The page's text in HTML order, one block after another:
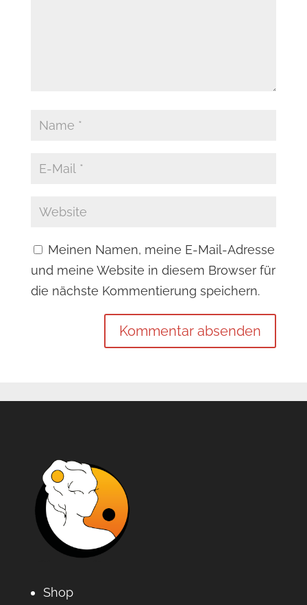
Meinen Namen, meine E-Mail-Adresse
und meine Website in diesem Browser für
die nächste Kommentierung speichern.
Shop